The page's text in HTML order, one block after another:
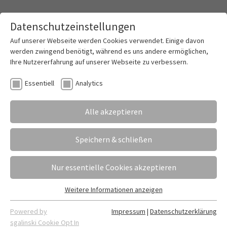
Blutspendeaktion: Hohe Spendenbereitschaft
31.10.2023 Erstellt vonKristin Großmann | Fabian Dietrich
Die erste Blutspendeaktion an unserer Schule war
ein voller Erfolg. Das Deutsche Rote Kreuz freute
sich über die besonders hohe Spendenbereitschaft
unserer Schülerinnen und Schüler.
Datenschutzeinstellungen
Auf unserer Webseite werden Cookies verwendet. Einige davon
werden zwingend benötigt, während es uns andere ermöglichen,
Ihre Nutzererfahrung auf unserer Webseite zu verbessern.
Essentiell Analytics
Alle akzeptieren
Speichern & schließen
Nur essentielle Cookies akzeptieren
Essentielle Cookies werden für grundlegende Funktionen der
Webseite benötigt. Dadurch ist gewährleistet, dass die
Weitere Informationen anzeigen
Powered by
sgalinski Cookie Opt In
Impressum | Datenschutzerklärung